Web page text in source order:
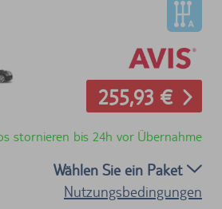
255,93 €
stornieren bis 24h vor Übernahme
Wählen Sie ein Paket
Nutzungsbedingungen